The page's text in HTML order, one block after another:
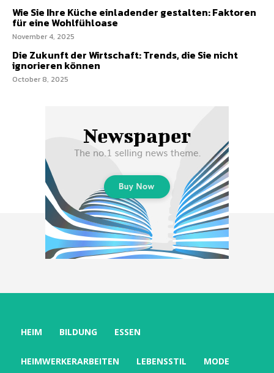
Wie Sie Ihre Küche einladender gestalten: Faktoren
für eine Wohlfühloase
November 4, 2025
Die Zukunft der Wirtschaft: Trends, die Sie nicht
ignorieren können
October 8, 2025
HEIM BILDUNG ESSEN
HEIMWERKERARBEITEN LEBENSSTIL MODE